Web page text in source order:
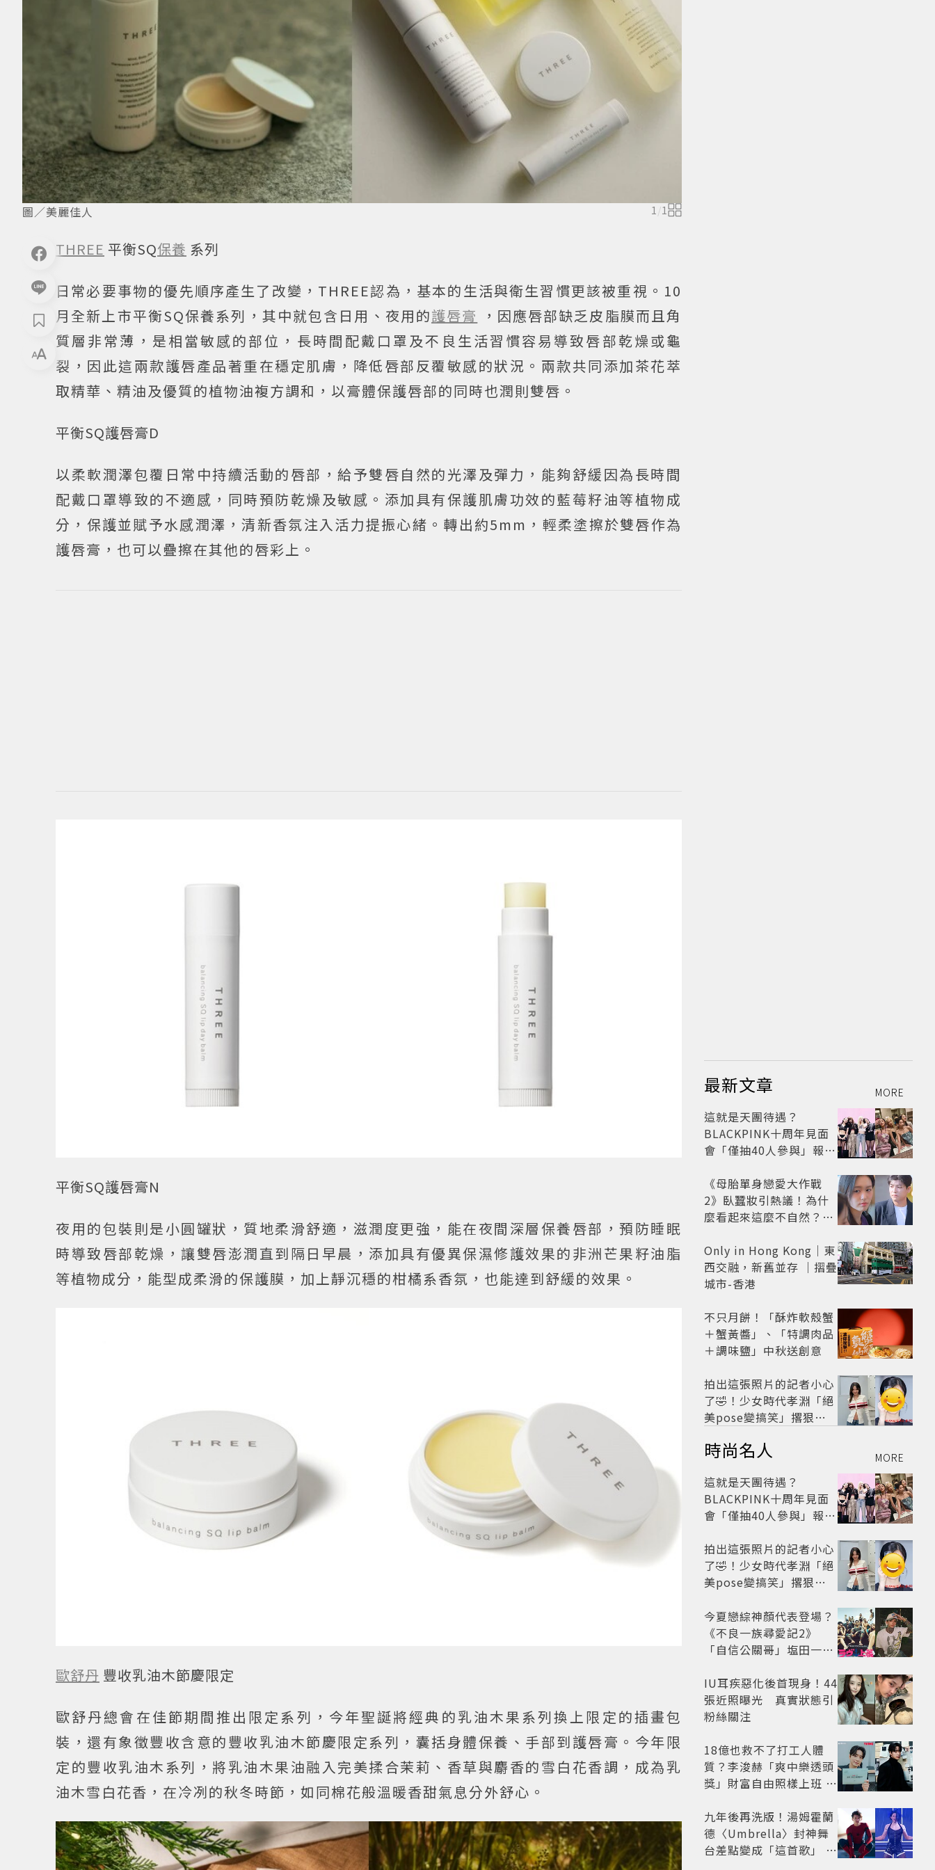
圖／美麗佳人 1 /1
THREE 平衡SQ保養 系列
日常必要事物的優先順序產生了改變，THREE認為，基本的生活與衛生習慣更該被重視。10
月全新上市平衡SQ保養系列，其中就包含日用、夜用的護唇膏
，因應唇部缺乏皮脂膜而且角
質層非常薄，是相當敏感的部位，長時間配戴口罩及不良生活習慣容易導致唇部乾燥或龜
裂，因此這兩款護唇產品著重在穩定肌膚，降低唇部反覆敏感的狀況。兩款共同添加茶花萃
取精華、精油及優質的植物油複方調和，以膏體保護唇部的同時也潤則雙唇。
平衡SQ護唇膏D
以柔軟潤澤包覆日常中持續活動的唇部，給予雙唇自然的光澤及彈力，能夠舒緩因為長時間
配戴口罩導致的不適感，同時預防乾燥及敏感。添加具有保護肌膚功效的藍莓籽油等植物成
分，保護並賦予水感潤澤，清新香氛注入活力提振心緒。轉出約5mm，輕柔塗擦於雙唇作為
護唇膏，也可以疊擦在其他的唇彩上。
平衡SQ護唇膏N
夜用的包裝則是小圓罐狀，質地柔滑舒適，滋潤度更強，能在夜間深層保養唇部，預防睡眠
時導致唇部乾燥，讓雙唇澎潤直到隔日早晨，添加具有優異保濕修護效果的非洲芒果籽油脂
等植物成分，能型成柔滑的保護膜，加上靜沉穩的柑橘系香氛，也能達到舒緩的效果。
歐舒丹 豐收乳油木節慶限定
歐舒丹總會在佳節期間推出限定系列，今年聖誕將經典的乳油木果系列換上限定的插畫包
裝，還有象徵豐收含意的豐收乳油木節慶限定系列，囊括身體保養、手部到護唇膏。今年限
定的豐收乳油木系列，將乳油木果油融入完美揉合茉莉、香草與麝香的雪白花香調，成為乳
油木雪白花香，在冷冽的秋冬時節，如同棉花般溫暖香甜氣息分外舒心。
最新文章 MORE
這就是天團待遇？
BLACKPINK十周年見面
會「僅抽40人參與」報名
怒了😡
《母胎單身戀愛大作戰
2》臥蠶妝引熱議！為什
麼看起來這麼不自然？彩
Only in Hong Kong｜東
西交融，新舊並存 ｜摺疊
城市-香港
不只月餅！「酥炸軟殼蟹
＋蟹黃醬」、「特調肉品
＋調味鹽」中秋送創意
拍出這張照片的記者小心
了🤣！少女時代孝淵「絕
美pose變搞笑」撂狠
時尚名人 MORE
這就是天團待遇？
BLACKPINK十周年見面
會「僅抽40人參與」報名
怒了😡
拍出這張照片的記者小心
了🤣！少女時代孝淵「絕
美pose變搞笑」撂狠
今夏戀綜神顏代表登場？
《不良一族尋愛記2》
「自信公關哥」塩田一馬
老闆
IU耳疾惡化後首現身！44
張近照曝光 真實狀態引
粉絲關注
18億也救不了打工人體
質？李浚赫「爽中樂透頭
獎」財富自由照樣上班 西
九年後再洗版！湯姆霍蘭
德〈Umbrella〉封神舞
台差點變成「這首歌」 造